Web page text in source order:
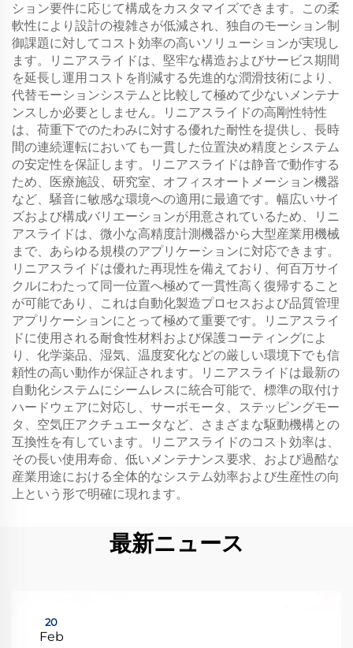
ション要件に応じて構成をカスタマイズできます。この柔
軟性により設計の複雑さが低減され、独自のモーション制
御課題に対してコスト効率の高いソリューションが実現し
ます。リニアスライドは、堅牢な構造およびサービス期間
を延長し運用コストを削減する先進的な潤滑技術により、
代替モーションシステムと比較して極めて少ないメンテナ
ンスしか必要としません。リニアスライドの高剛性特性
は、荷重下でのたわみに対する優れた耐性を提供し、長時
間の連続運転においても一貫した位置決め精度とシステム
の安定性を保証します。リニアスライドは静音で動作する
ため、医療施設、研究室、オフィスオートメーション機器
など、騒音に敏感な環境への適用に最適です。幅広いサイ
ズおよび構成バリエーションが用意されているため、リニ
アスライドは、微小な高精度計測機器から大型産業用機械
まで、あらゆる規模のアプリケーションに対応できます。
リニアスライドは優れた再現性を備えており、何百万サイ
クルにわたって同一位置へ極めて一貫性高く復帰すること
が可能であり、これは自動化製造プロセスおよび品質管理
アプリケーションにとって極めて重要です。リニアスライ
ドに使用される耐食性材料および保護コーティングによ
り、化学薬品、湿気、温度変化などの厳しい環境下でも信
頼性の高い動作が保証されます。リニアスライドは最新の
自動化システムにシームレスに統合可能で、標準の取付け
ハードウェアに対応し、サーボモータ、ステッピングモー
タ、空気圧アクチュエータなど、さまざまな駆動機構との
互換性を有しています。リニアスライドのコスト効率は、
その長い使用寿命、低いメンテナンス要求、および過酷な
産業用途における全体的なシステム効率および生産性の向
上という形で明確に現れます。
最新ニュース
20
Feb